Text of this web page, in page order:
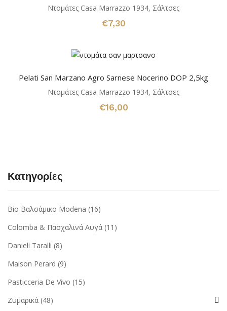
Ντομάτες Casa Marrazzo 1934, Σάλτσες
€7,30
Pelati San Marzano Agro Sarnese Nocerino DOP 2,5kg
Ντομάτες Casa Marrazzo 1934, Σάλτσες
€16,00
Κατηγορίες
Bio Βαλσάμικο Modena (16)
Colomba & Πασχαλινά Αυγά (11)
Danieli Taralli (8)
Maison Perard (9)
Pasticceria De Vivo (15)
Ζυμαρικά (48)